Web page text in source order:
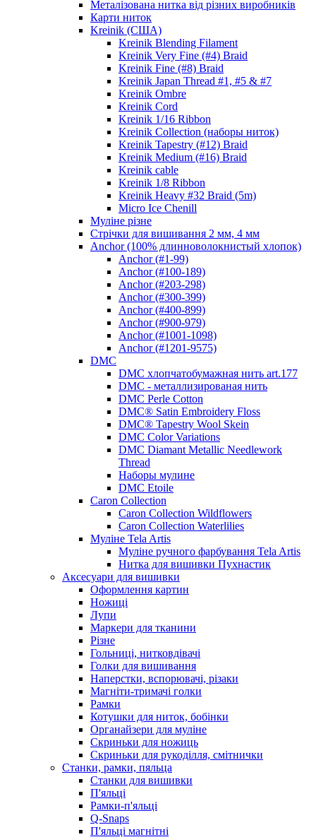
Металізована нитка від різних виробників
Карти ниток
Kreinik (США)
Kreinik Blending Filament
Kreinik Very Fine (#4) Braid
Kreinik Fine (#8) Braid
Kreinik Japan Thread #1, #5 & #7
Kreinik Ombre
Kreinik Cord
Kreinik 1/16 Ribbon
Kreinik Collection (наборы ниток)
Kreinik Tapestry (#12) Braid
Kreinik Medium (#16) Braid
Kreinik cable
Kreinik 1/8 Ribbon
Kreinik Heavy #32 Braid (5m)
Micro Ice Chenill
Муліне різне
Стрічки для вишивання 2 мм, 4 мм
Anchor (100% длинноволокнистый хлопок)
Anchor (#1-99)
Anchor (#100-189)
Anchor (#203-298)
Anchor (#300-399)
Anchor (#400-899)
Anchor (#900-979)
Anchor (#1001-1098)
Anchor (#1201-9575)
DMC
DMC хлопчатобумажная нить art.177
DMC - металлизированая нить
DMC Perle Cotton
DMC® Satin Embroidery Floss
DMC® Tapestry Wool Skein
DMC Color Variations
DMC Diamant Metallic Needlework
Thread
Наборы мулине
DMC Etoile
Caron Collection
Caron Collection Wildflowers
Caron Collection Waterlilies
Муліне Tela Artis
Муліне ручного фарбування Tela Artis
Нитка для вишивки Пухнастик
Аксесуари для вишивки
Оформлення картин
Ножиці
Лупи
Маркери для тканини
Різне
Гольниці, нитковдівачі
Голки для вишивання
Наперстки, вспорювачі, різаки
Магніти-тримачі голки
Рамки
Котушки для ниток, бобінки
Органайзери для муліне
Скриньки для ножиць
Скриньки для рукоділля, смітнички
Станки, рамки, пяльца
Станки для вишивки
П'яльці
Рамки-п'яльці
Q-Snaps
П'яльці магнітні